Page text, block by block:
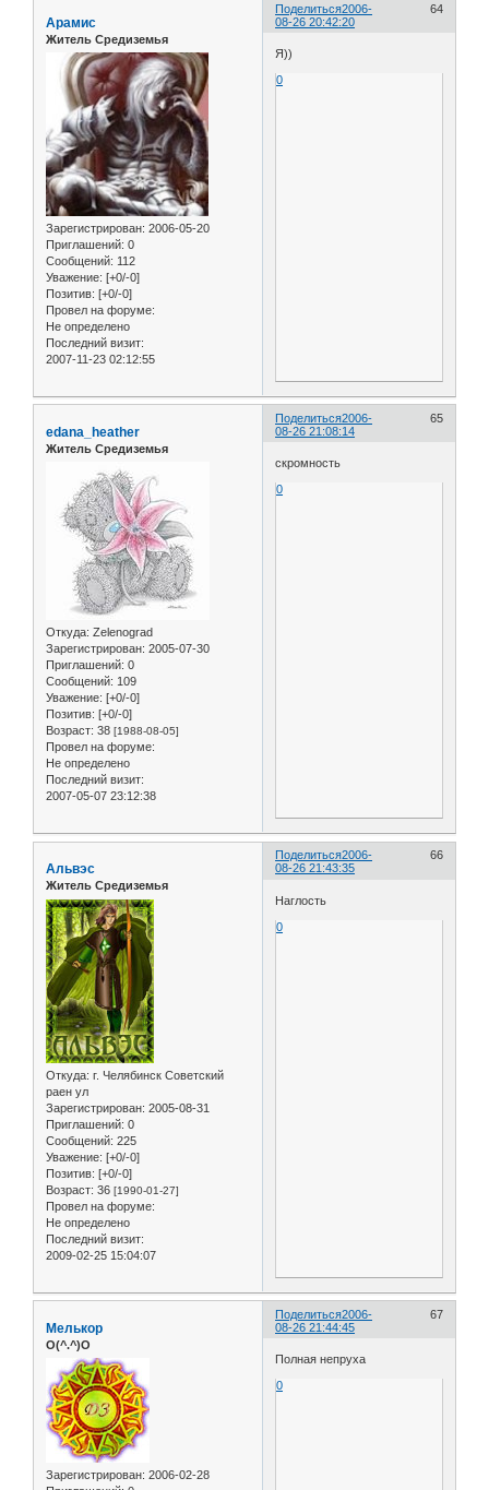
Поделиться 64
2006-
08-26 20:42:20
Арамис
Житель Средиземья
Зарегистрирован: 2006-05-20
Приглашений: 0
Сообщений: 112
Уважение: [+0/-0]
Позитив: [+0/-0]
Провел на форуме:
Не определено
Последний визит:
2007-11-23 02:12:55
Я))
0
Поделиться 65
2006-
08-26 21:08:14
edana_heather
Житель Средиземья
Откуда: Zelenograd
Зарегистрирован: 2005-07-30
Приглашений: 0
Сообщений: 109
Уважение: [+0/-0]
Позитив: [+0/-0]
Возраст: 38 [1988-08-05]
Провел на форуме:
Не определено
Последний визит:
2007-05-07 23:12:38
скромность
0
Поделиться 66
2006-
08-26 21:43:35
Альвэс
Житель Средиземья
Откуда: г. Челябинск Советский
раен ул
Зарегистрирован: 2005-08-31
Приглашений: 0
Сообщений: 225
Уважение: [+0/-0]
Позитив: [+0/-0]
Возраст: 36 [1990-01-27]
Провел на форуме:
Не определено
Последний визит:
2009-02-25 15:04:07
Наглость
0
Поделиться 67
2006-
08-26 21:44:45
Мелькор
O(^.^)O
Зарегистрирован: 2006-02-28
Полная непруха
0